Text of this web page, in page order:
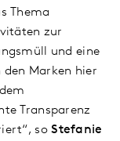
Thema
zur
und eine
Marken hier
Transparenz
soStefanie